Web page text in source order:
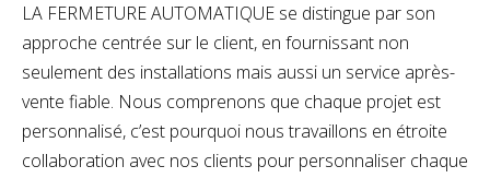
LA FERMETURE AUTOMATIQUE se distingue par son
approche centrée sur le client, en fournissant non
seulement des installations mais aussi un service après-
vente fiable. Nous comprenons que chaque projet est
personnalisé, c’est pourquoi nous travaillons en étroite
collaboration avec nos clients pour personnaliser chaque